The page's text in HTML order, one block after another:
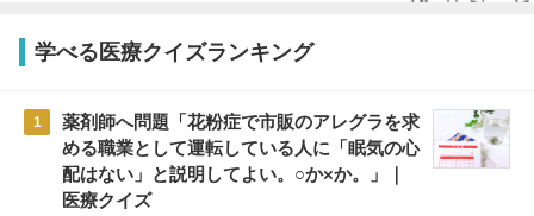
学べる医療クイズランキング
1
薬剤師へ問題「花粉症で市販のアレグラを求
める職業として運転している人に「眠気の心
配はない」と説明してよい。○か×か。」｜
医療クイズ